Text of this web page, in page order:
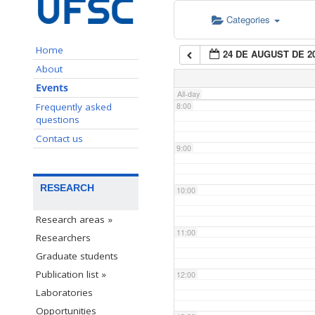
Home
About
Events
Frequently asked
questions
Contact us
RESEARCH
Research areas »
Researchers
Graduate students
Publication list »
Laboratories
Opportunities
Categories
24 DE AUGUST DE
All-day
7:00
8:00
9:00
10:00
11:00
12:00